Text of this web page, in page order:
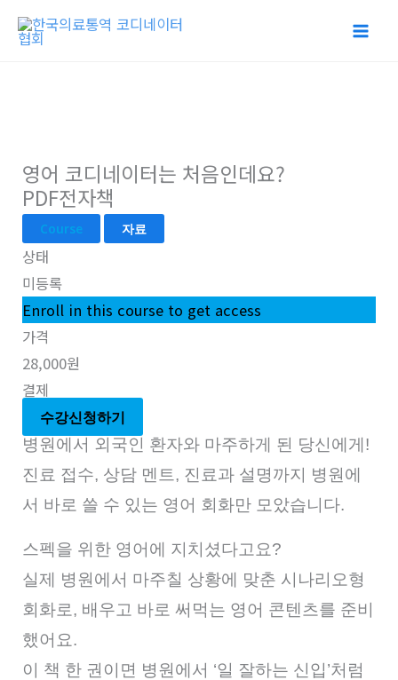
영어 코디네이터는 처음인데요?
PDF전자책
Course 자료
상태
미등록
Enroll in this course to get access
가격
28,000원
결제
수강신청하기
병원에서 외국인 환자와 마주하게 된 당신에게!
진료 접수, 상담 멘트, 진료과 설명까지 병원에
서 바로 쓸 수 있는 영어 회화만 모았습니다.
스펙을 위한 영어에 지치셨다고요?
실제 병원에서 마주칠 상황에 맞춘 시나리오형
회화로, 배우고 바로 써먹는 영어 콘텐츠를 준비
했어요.
이 책 한 권이면 병원에서 ‘일 잘하는 신입’처럼